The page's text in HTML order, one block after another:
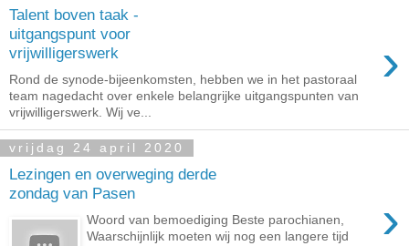
Talent boven taak -
uitgangspunt voor
vrijwilligerswerk
›
Rond de synode-bijeenkomsten, hebben we in het pastoraal
team nagedacht over enkele belangrijke uitgangspunten van
vrijwilligerswerk. Wij ve...
vrijdag 24 april 2020
Lezingen en overweging derde
zondag van Pasen
›
Woord van bemoediging Beste parochianen,
Waarschijnlijk moeten wij nog een langere tijd